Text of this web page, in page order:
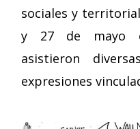
sociales y
y 27 de mayo
asistieron
expresiones